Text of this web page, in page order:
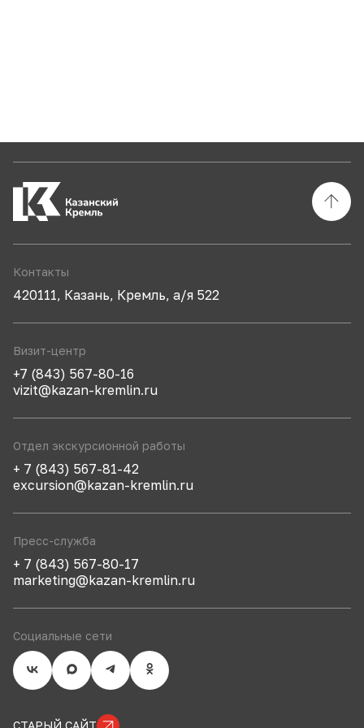
Контакты
420111, Казань, Кремль, а/я 522
Визит-центр
+7 (843) 567-80-16
vizit@kazan-kremlin.ru
Отдел экскурсионной работы
+ 7 (843) 567-81-42
excursion@kazan-kremlin.ru
Пресс-служба
+ 7 (843) 567-80-17
marketing@kazan-kremlin.ru
Социальные сети
СТАРЫЙ САЙТ